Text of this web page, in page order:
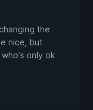
the
nice, but
only ok